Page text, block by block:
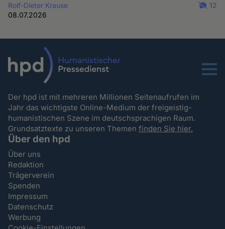
Rolf-Dieter Krause
08.07.2026
12
Menu
Der hpd ist mit mehreren Millionen Seitenaufrufen im
Jahr das wichtigste Online-Medium der freigeistig-
humanistischen Szene im deutschsprachigen Raum.
Grundsatztexte zu unseren Themenfinden Sie hier.
Über den hpd
Über uns
Redaktion
Trägerverein
Spenden
Impressum
Datenschutz
Werbung